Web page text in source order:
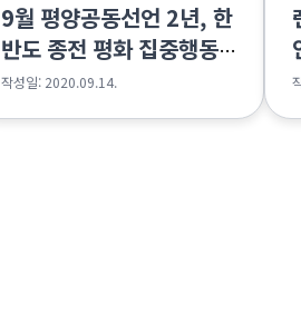
9월 평양공동선언 2년, 한
반도 종전 평화 집중행동
주간
작성일: 2020.09.14.